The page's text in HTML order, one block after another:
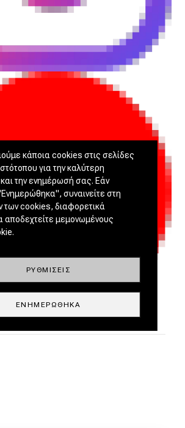
κάποια cookies στις σελίδες
για την καλύτερη
και την ενημέρωσή σας. Εάν
συναινείτε στη
των cookies, διαφορετικά
αποδεχτείτε μεμονωμένους
ΡΥΘΜΊΣΕΙΣ
ΕΝΗΜΕΡΏΘΗΚΑ